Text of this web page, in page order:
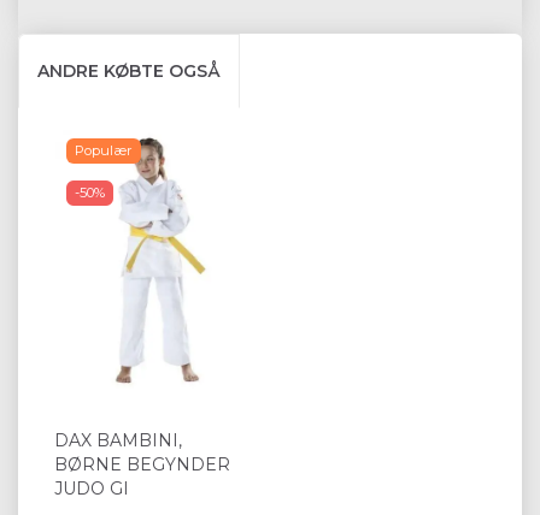
ANDRE KØBTE OGSÅ
Populær
-50%
DAX BAMBINI,
BØRNE BEGYNDER
JUDO GI